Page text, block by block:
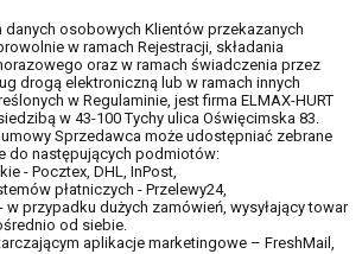
danych osobowych Klientów przekazanych
w ramach Rejestracji, składania
oraz w ramach świadczenia przez
drogą elektroniczną lub w ramach innych
w Regulaminie, jest firma ELMAX-HURT
w 43-100 Tychy ulica Oświęcimska 83.
Sprzedawca może udostępniać zebrane
do następujących podmiotów:
- Pocztex, DHL, InPost,
płatniczych - Przelewy24,
w przypadku dużych zamówień, wysyłający towar
od siebie.
aplikacje marketingowe – FreshMail,